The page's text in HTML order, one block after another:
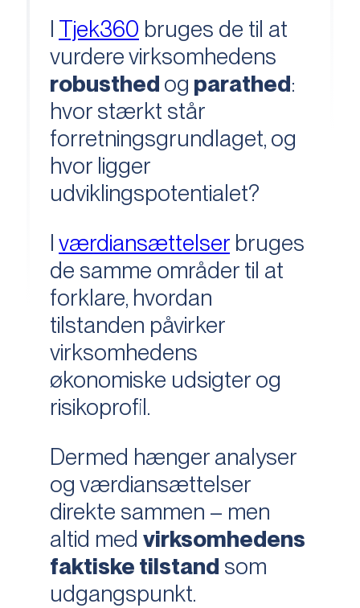
I Tjek360 bruges de til at
vurdere virksomhedens
robusthed og parathed:
hvor stærkt står
forretningsgrundlaget, og
hvor ligger
udviklingspotentialet?
I værdiansættelser bruges
de samme områder til at
forklare, hvordan
tilstanden påvirker
virksomhedens
økonomiske udsigter og
risikoprofil.
Dermed hænger analyser
og værdiansættelser
direkte sammen – men
altid med virksomhedens
faktiske tilstand som
udgangspunkt.